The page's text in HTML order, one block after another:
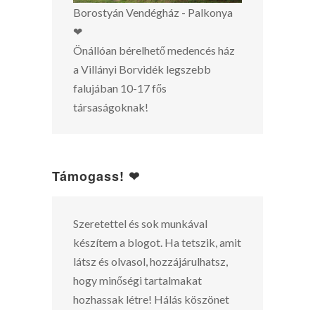
Borostyán Vendégház - Palkonya
❤
Önállóan bérelhető medencés ház
a Villányi Borvidék legszebb
falujában 10-17 fős
társaságoknak!
Támogass! ❤
Szeretettel és sok munkával
készítem a blogot. Ha tetszik, amit
látsz és olvasol, hozzájárulhatsz,
hogy minőségi tartalmakat
hozhassak létre! Hálás köszönet